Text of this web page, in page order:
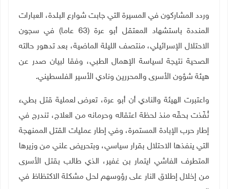
وردد المشاركون في المسيرة التي جابت شوارع البلدة، العبارات
المنددة باستشهاد المعتقل أبو عرة (63 عاما) في سجون
الاحتلال الإسرائيلي، منتصف الليلة الماضية، بعد تدهور حالته
الصحية نتيجة لسياسة الإهمال الطبي، وفقا لبيان صدر عن
هيئة شؤون الأسرى والمحررين ونادي الأسير الفلسطيني.
واعتبرت الهيئة والنادي أن أبو عرة، تعرض لعملية قتل بطيء
نُفّذت بحقّه منذ لحظة اعتقاله وحرمانه من العلاج، تندرج في
إطار حرب الإبادة المستمرة، وفي إطار عمليات القتل الممنهجة
التي ينفذها الاحتلال بقرار سياسي، وبتحريض علني من وزيرها
المتطرف الفاشي ايتمار بن غفير، الذي طالب بقتل الأسرى
من إخلال إطلاق النار على رؤوسهم لحل مشكلة الاكتظاظ في